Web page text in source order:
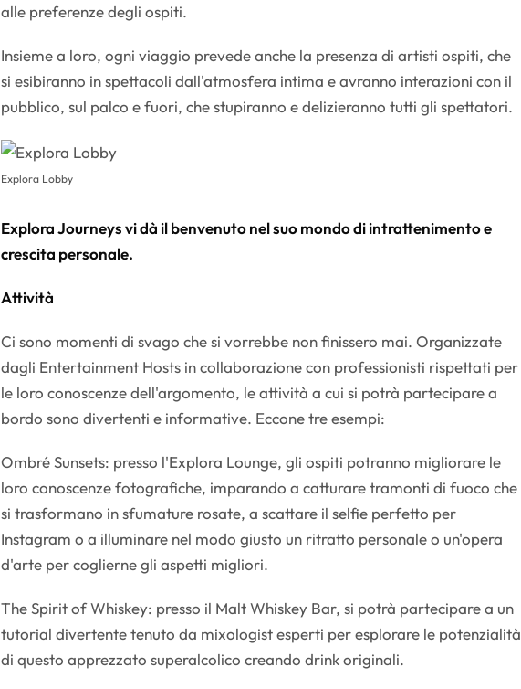
alle preferenze degli ospiti.
Insieme a loro, ogni viaggio prevede anche la presenza di artisti ospiti, che
si esibiranno in spettacoli dall'atmosfera intima e avranno interazioni con il
pubblico, sul palco e fuori, che stupiranno e delizieranno tutti gli spettatori.
Explora Lobby
Explora Journeys vi dà il benvenuto nel suo mondo di intrattenimento e
crescita personale.
Attività
Ci sono momenti di svago che si vorrebbe non finissero mai. Organizzate
dagli Entertainment Hosts in collaborazione con professionisti rispettati per
le loro conoscenze dell'argomento, le attività a cui si potrà partecipare a
bordo sono divertenti e informative. Eccone tre esempi:
Ombré Sunsets: presso l'Explora Lounge, gli ospiti potranno migliorare le
loro conoscenze fotografiche, imparando a catturare tramonti di fuoco che
si trasformano in sfumature rosate, a scattare il selfie perfetto per
Instagram o a illuminare nel modo giusto un ritratto personale o un'opera
d'arte per coglierne gli aspetti migliori.
The Spirit of Whiskey: presso il Malt Whiskey Bar, si potrà partecipare a un
tutorial divertente tenuto da mixologist esperti per esplorare le potenzialità
di questo apprezzato superalcolico creando drink originali.